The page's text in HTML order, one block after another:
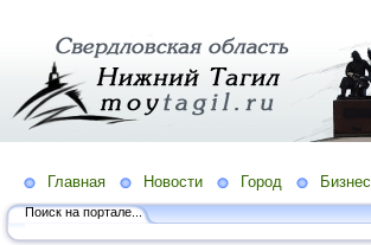
Главная Новости Город Бизнес
Поиск на портале...